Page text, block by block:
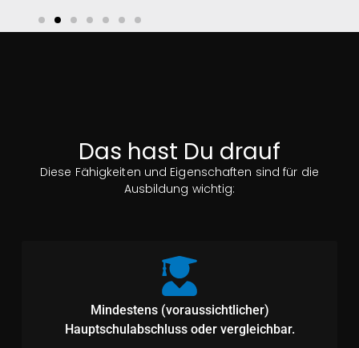
sind steueroptimiert,
sodass du am
Monatsende mehr im
Gleitzeitregelung flexibel
erbracht werden.
Das hast Du drauf
Diese Fähigkeiten und Eigenschaften sind für die
Ausbildung wichtig:
Mindestens (voraussichtlicher)
Hauptschulabschluss oder vergleichbar.